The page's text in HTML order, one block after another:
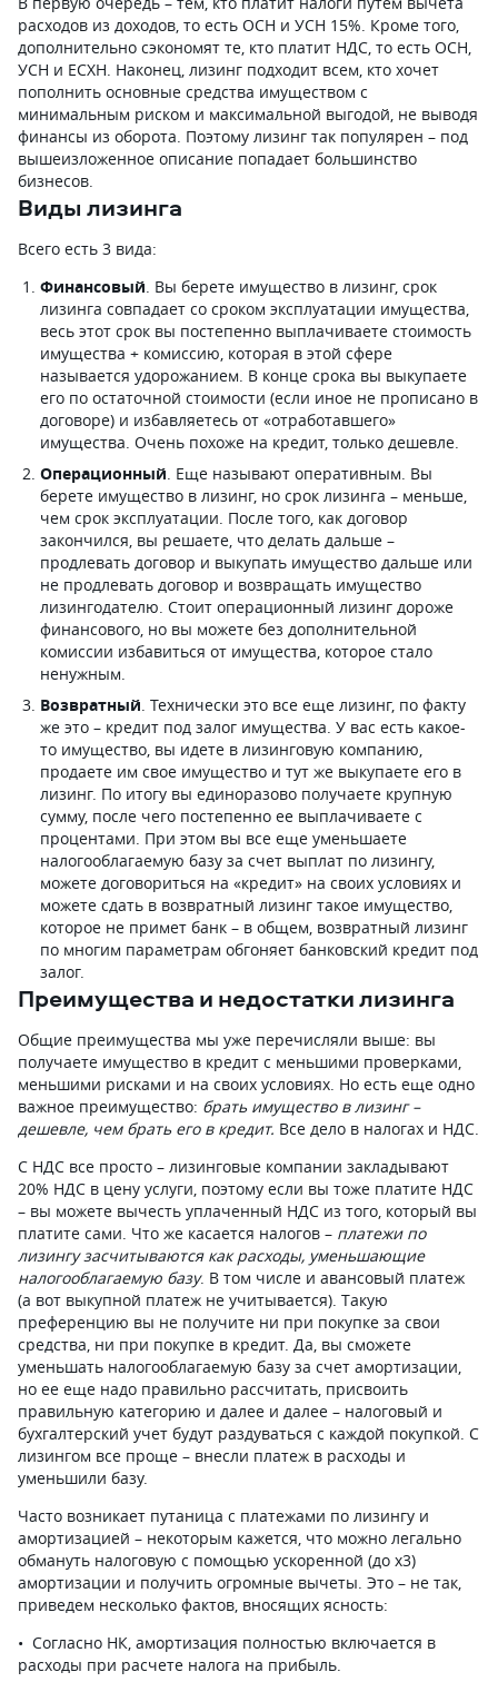
расходов из доходов, то есть ОСН и УСН 15%. Кроме того,
дополнительно сэкономят те, кто платит НДС, то есть ОСН,
УСН и ЕСХН. Наконец, лизинг подходит всем, кто хочет
пополнить основные средства имуществом с
минимальным риском и максимальной выгодой, не выводя
финансы из оборота. Поэтому лизинг так популярен – под
вышеизложенное описание попадает большинство
бизнесов.
Виды лизинга
Всего есть 3 вида:
Финансовый. Вы берете имущество в лизинг, срок
лизинга совпадает со сроком эксплуатации имущества,
весь этот срок вы постепенно выплачиваете стоимость
имущества + комиссию, которая в этой сфере
называется удорожанием. В конце срока вы выкупаете
его по остаточной стоимости (если иное не прописано в
договоре) и избавляетесь от «отработавшего»
имущества. Очень похоже на кредит, только дешевле.
Операционный. Еще называют оперативным. Вы
берете имущество в лизинг, но срок лизинга – меньше,
чем срок эксплуатации. После того, как договор
закончился, вы решаете, что делать дальше –
продлевать договор и выкупать имущество дальше или
не продлевать договор и возвращать имущество
лизингодателю. Стоит операционный лизинг дороже
финансового, но вы можете без дополнительной
комиссии избавиться от имущества, которое стало
ненужным.
Возвратный. Технически это все еще лизинг, по факту
же это – кредит под залог имущества. У вас есть какое-
то имущество, вы идете в лизинговую компанию,
продаете им свое имущество и тут же выкупаете его в
лизинг. По итогу вы единоразово получаете крупную
сумму, после чего постепенно ее выплачиваете с
процентами. При этом вы все еще уменьшаете
налогооблагаемую базу за счет выплат по лизингу,
можете договориться на «кредит» на своих условиях и
можете сдать в возвратный лизинг такое имущество,
которое не примет банк – в общем, возвратный лизинг
по многим параметрам обгоняет банковский кредит под
залог.
Преимущества и недостатки лизинга
Общие преимущества мы уже перечисляли выше: вы
получаете имущество в кредит с меньшими проверками,
меньшими рисками и на своих условиях. Но есть еще одно
важное преимущество: брать имущество в лизинг –
дешевле, чем брать его в кредит. Все дело в налогах и НДС.
С НДС все просто – лизинговые компании закладывают
20% НДС в цену услуги, поэтому если вы тоже платите НДС
– вы можете вычесть уплаченный НДС из того, который вы
платите сами. Что же касается налогов – платежи по
лизингу засчитываются как расходы, уменьшающие
налогооблагаемую базу. В том числе и авансовый платеж
(а вот выкупной платеж не учитывается). Такую
преференцию вы не получите ни при покупке за свои
средства, ни при покупке в кредит. Да, вы сможете
уменьшать налогооблагаемую базу за счет амортизации,
но ее еще надо правильно рассчитать, присвоить
правильную категорию и далее и далее – налоговый и
бухгалтерский учет будут раздуваться с каждой покупкой. С
лизингом все проще – внесли платеж в расходы и
уменьшили базу.
Часто возникает путаница с платежами по лизингу и
амортизацией – некоторым кажется, что можно легально
обмануть налоговую с помощью ускоренной (до х3)
амортизации и получить огромные вычеты. Это – не так,
приведем несколько фактов, вносящих ясность:
Согласно НК, амортизация полностью включается в
расходы при расчете налога на прибыль.